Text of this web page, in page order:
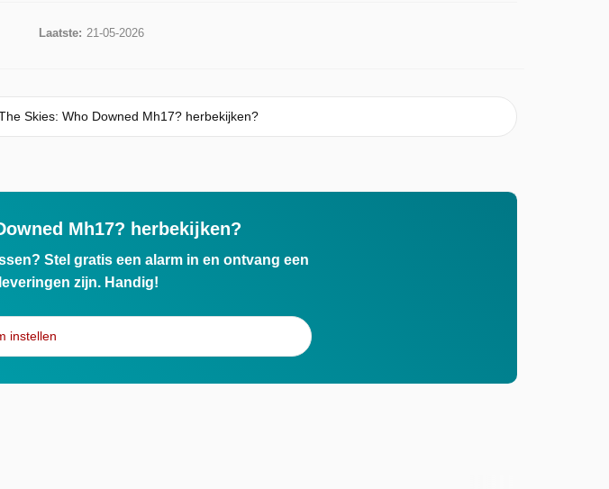
Laatste: 21-05-2026
Skies: Who Downed Mh17? herbekijken?
Mh17? herbekijken?
Stel gratis een alarm in en ontvang een
zijn. Handig!
instellen